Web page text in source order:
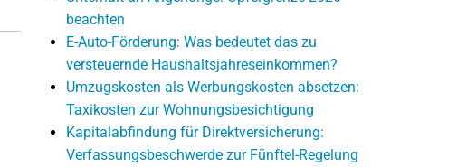
beachten
E-Auto-Förderung: Was bedeutet das zu
versteuernde Haushaltsjahreseinkommen?
Umzugskosten als Werbungskosten absetzen:
Taxikosten zur Wohnungsbesichtigung
Kapitalabfindung für Direktversicherung:
Verfassungsbeschwerde zur Fünftel-Regelung